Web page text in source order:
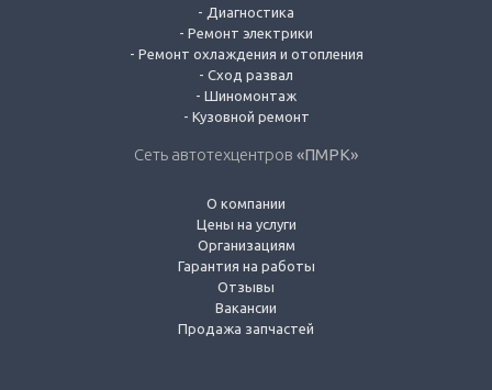
- Диагностика
- Ремонт электрики
- Ремонт охлаждения и отопления
- Сход развал
- Шиномонтаж
- Кузовной ремонт
Сеть автотехцентров «ПМРК»
О компании
Цены на услуги
Организациям
Гарантия на работы
Отзывы
Вакансии
Продажа запчастей